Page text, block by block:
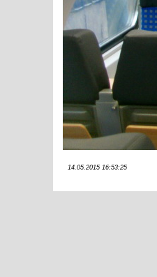
14.05.2015 16:53:25